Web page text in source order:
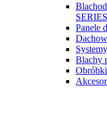
SERIES
Panele
Blachy